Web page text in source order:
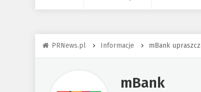
PRNews.pl Informacje mBank
mBank